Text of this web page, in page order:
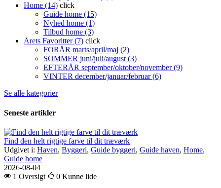
Home (14) click
Guide home (15)
Nyhed home (1)
Tilbud home (3)
Årets Favoritter (7) click
FORÅR marts/april/maj (2)
SOMMER juni/juli/august (3)
EFTERÅR september/oktober/november (9)
VINTER december/januar/februar (6)
Se alle kategorier
Seneste artikler
Find den helt rigtige farve til dit træværk
Udgivet i: Haven, Byggeri, Guide byggeri, Guide haven, Home,
Guide home
2026-08-04
1 Oversigt
0 Kunne lide